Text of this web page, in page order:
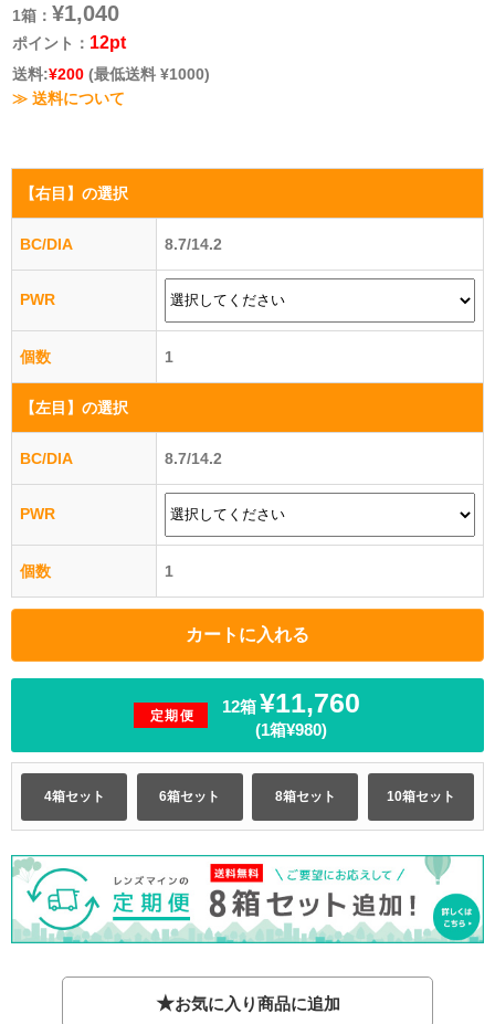
1箱： ¥1,040
ポイント： 12pt
送料:¥200 (最低送料 ¥1000)
≫ 送料について
【右目】 の選択
BC/DIA 8.7/14.2
PWR
個数 1
【左目】 の選択
BC/DIA 8.7/14.2
PWR
個数 1
定期便 12箱 ¥11,760
(1箱¥980)
4箱セット 6箱セット 8箱セット 10箱セット
★お気に入り商品に追加